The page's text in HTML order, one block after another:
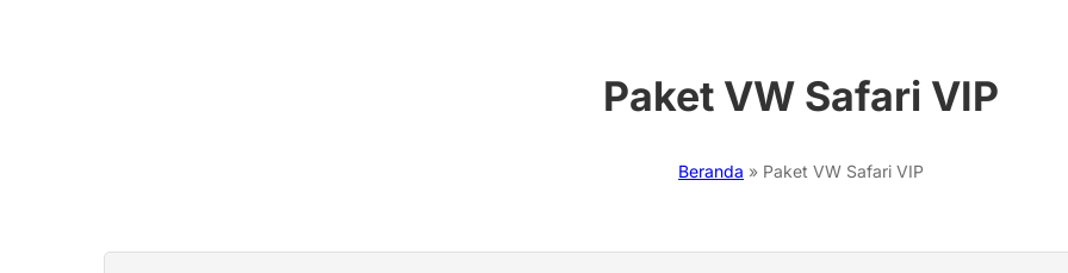
Paket VW Safari VIP
Beranda » Paket VW Safari VIP